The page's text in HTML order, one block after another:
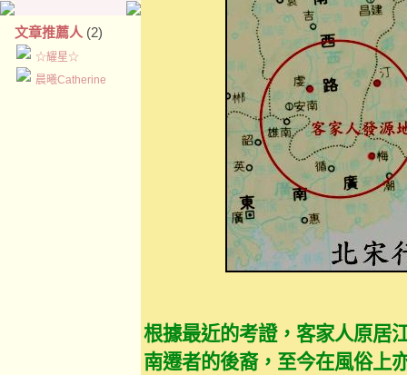
文章推薦人 (2)
☆耀星☆
晨曦Catherine
根據最近的考證，客家人原居
南遷者的後裔，至今在風俗上